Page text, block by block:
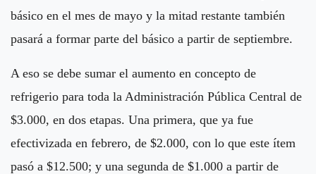
básico en el mes de mayo y la mitad restante también
pasará a formar parte del básico a partir de septiembre.
A eso se debe sumar el aumento en concepto de
refrigerio para toda la Administración Pública Central de
$3.000, en dos etapas. Una primera, que ya fue
efectivizada en febrero, de $2.000, con lo que este ítem
pasó a $12.500; y una segunda de $1.000 a partir de